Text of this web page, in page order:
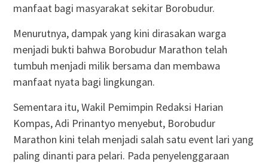
manfaat bagi masyarakat sekitar Borobudur.
Menurutnya, dampak yang kini dirasakan warga
menjadi bukti bahwa Borobudur Marathon telah
tumbuh menjadi milik bersama dan membawa
manfaat nyata bagi lingkungan.
Sementara itu, Wakil Pemimpin Redaksi Harian
Kompas, Adi Prinantyo menyebut, Borobudur
Marathon kini telah menjadi salah satu event lari yang
paling dinanti para pelari. Pada penyelenggaraan